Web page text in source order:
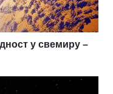
у свемиру –